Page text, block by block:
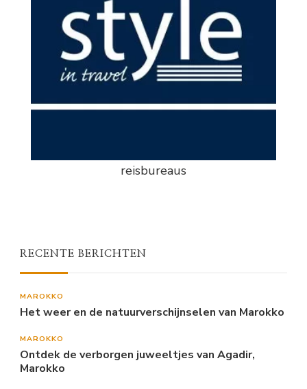
reisbureaus
RECENTE BERICHTEN
MAROKKO
Het weer en de natuurverschijnselen van Marokko
MAROKKO
Ontdek de verborgen juweeltjes van Agadir,
Marokko